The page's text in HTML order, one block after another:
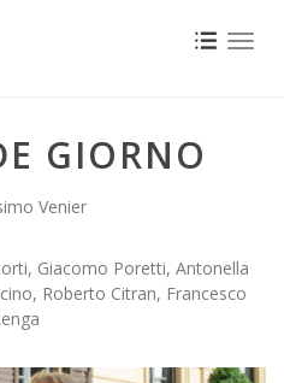
GIORNO
Venier
Giacomo Poretti, Antonella
Roberto Citran, Francesco